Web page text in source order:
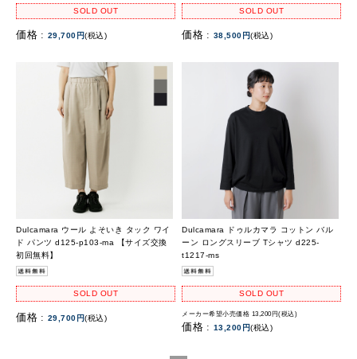
SOLD OUT
価格 : 29,700円(税込)
SOLD OUT
価格 : 38,500円(税込)
Dulcamara ウール よそいき タック ワイ
ド パンツ d125-p103-ma 【サイズ交換
初回無料】
SOLD OUT
価格 : 29,700円(税込)
Dulcamara ドゥルカマラ コットン バル
ーン ロングスリーブ Tシャツ d225-
t1217-ms
SOLD OUT
メーカー希望小売価格 13,200円(税込)
価格 : 13,200円(税込)